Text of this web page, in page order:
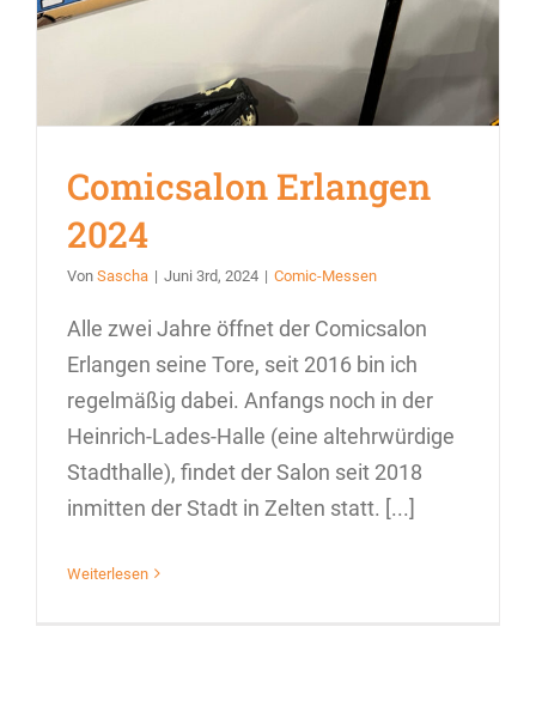
Comicsalon Erlangen
2024
Von Sascha | Juni 3rd, 2024 | Comic-Messen
Alle zwei Jahre öffnet der Comicsalon
Erlangen seine Tore, seit 2016 bin ich
regelmäßig dabei. Anfangs noch in der
Heinrich-Lades-Halle (eine altehrwürdige
Stadthalle), findet der Salon seit 2018
inmitten der Stadt in Zelten statt. [...]
Weiterlesen